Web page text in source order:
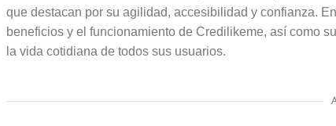
que destacan por su agilidad, accesibilidad y confianza.
beneficios y el funcionamiento de Credilikeme, así como
la vida cotidiana de todos sus usuarios.